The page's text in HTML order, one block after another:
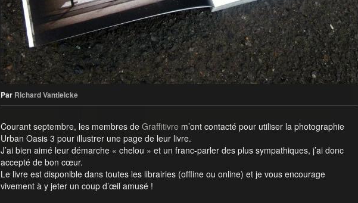
Par Richard Vantielcke
Courant septembre, les membres de Graffitivre m’ont contacté pour utiliser la photographie
Urban Oasis 3 pour illustrer une page de leur livre.
J’ai bien aimé leur démarche « chelou » et un franc-parler des plus sympathiques, j’ai donc
accepté de bon cœur.
Le livre est disponible dans toutes les librairies (offline ou online) et je vous encourage
vivement à y jeter un coup d’œil amusé !